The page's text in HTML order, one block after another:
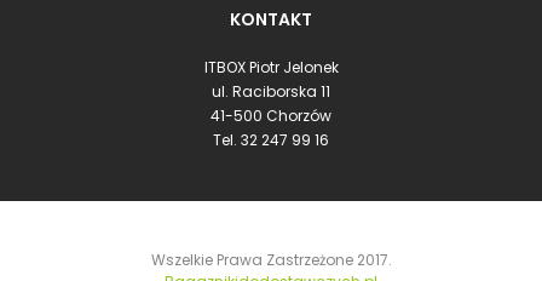
KONTAKT
ITBOX Piotr Jelonek
ul. Raciborska 11
41-500 Chorzów
Tel. 32 247 99 16
Wszelkie Prawa Zastrzeżone 2017.